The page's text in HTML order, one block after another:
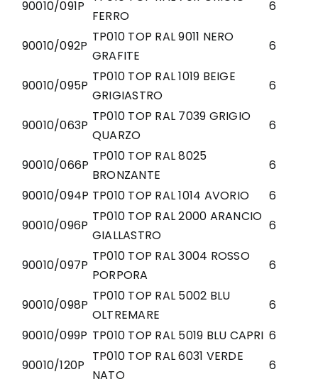
90010/091P
FERRO
6
90010/092P
TP010 TOP RAL 9011 NERO
GRAFITE
6
90010/095P
TP010 TOP RAL 1019 BEIGE
GRIGIASTRO
6
90010/063P
TP010 TOP RAL 7039 GRIGIO
QUARZO
6
90010/066P
TP010 TOP RAL 8025
BRONZANTE
6
90010/094P TP010 TOP RAL 1014 AVORIO
6
90010/096P
TP010 TOP RAL 2000 ARANCIO
GIALLASTRO
6
90010/097P
TP010 TOP RAL 3004 ROSSO
PORPORA
6
90010/098P
TP010 TOP RAL 5002 BLU
OLTREMARE
6
90010/099P TP010 TOP RAL 5019 BLU CAPRI 6
90010/120P
TP010 TOP RAL 6031 VERDE
NATO
6